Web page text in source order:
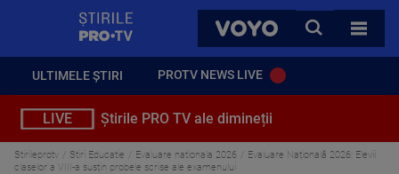
VOYO
CAUTA
TOATE
ULTIMELE ȘTIRI PROTV NEWS LIVE
LIVE Știrile PRO TV ale dimineții
Stirileprotv Stiri Educatie Evaluare nationala 2026
Evaluare Națională 2026: Elevii
claselor a VIII-a susțin probele scrise ale examenului